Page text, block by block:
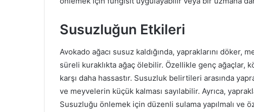
Susuzluğun Etkileri
Avokado ağacı susuz kaldığında, yapraklarını
süreli kuraklıkta ağaç ölebilir. Özellikle genç
karşı daha hassastır. Susuzluk belirtileri arasında
ve meyvelerin küçük kalması sayılabilir. Ayrıca,
Susuzluğu önlemek için düzenli sulama yapılmalı ve